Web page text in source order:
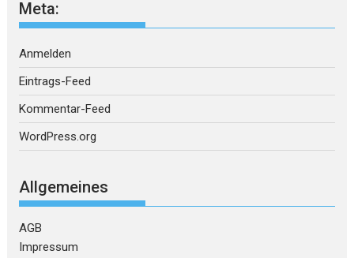
Meta:
Anmelden
Eintrags-Feed
Kommentar-Feed
WordPress.org
Allgemeines
AGB
Impressum